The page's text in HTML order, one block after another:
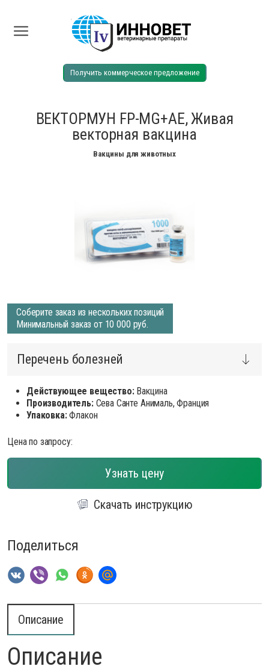
Получить коммерческое предложение
ВЕКТОРМУН FP-MG+AE, Живая
векторная вакцина
Вакцины для животных
Соберите заказ из нескольких позиций
Минимальный заказ от 10 000 руб.
Перечень болезней
Действующее вещество:Вакцина
Производитель:Сева Санте Анималь, Франция
Упаковка:Флакон
Цена по запросу:
Узнать цену
Скачать инструкцию
Поделиться
Описание
Описание